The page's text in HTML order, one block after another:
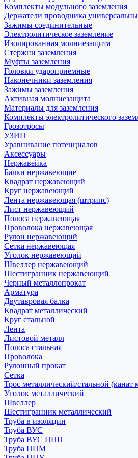
Комплекты модульного заземления
Держатели проводника
Зажимы соединительные
Электролитическое заземление
Изолированная молниезащита
Стержни заземления
Муфты заземления
Головки удароприемные
Наконечники заземления
Зажимы заземления
Активная молниезащита
Материалы для заземления
Комплекты электролитического
Грозотросы
УЗИП
Уравнивание потенциалов
Аксессуары
Нержавейка
Балки нержавеющие
Квадрат нержавеющий
Круг нержавеющий
Лента нержавеющая (штрипс)
Лист нержавеющий
Полоса нержавеющая
Проволока нержавеющая
Рулон нержавеющий
Сетка нержавеющая
Уголок нержавеющий
Швеллер нержавеющий
Шестигранник нержавеющий
Черный металлопрокат
Арматура
Двутавровая балка
Квадрат металлический
Круг стальной
Лента
Листовой металл
Полоса стальная
Проволока
Рулонный прокат
Сетка
Трос металлический/стальной (канат
Уголок металлический
Швеллер
Шестигранник металлический
Труба в изоляции
Труба ВУС
Труба ВУС ЦПП
Труба ППМ